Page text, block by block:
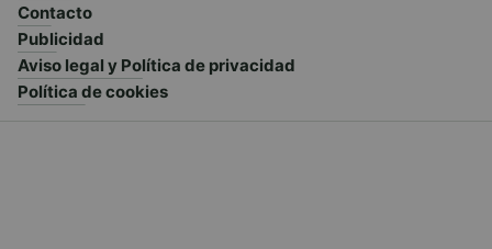
Contacto
Publicidad
Aviso legal y Política de privacidad
Política de cookies